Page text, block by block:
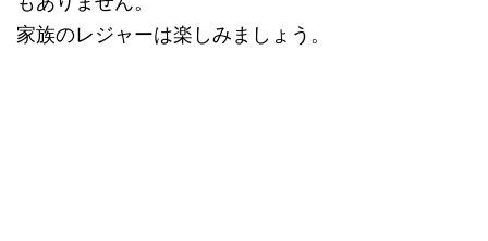
家族のレジャーは楽しみましょう。